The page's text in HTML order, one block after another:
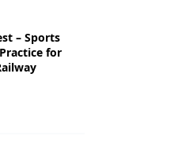
– Sports
for